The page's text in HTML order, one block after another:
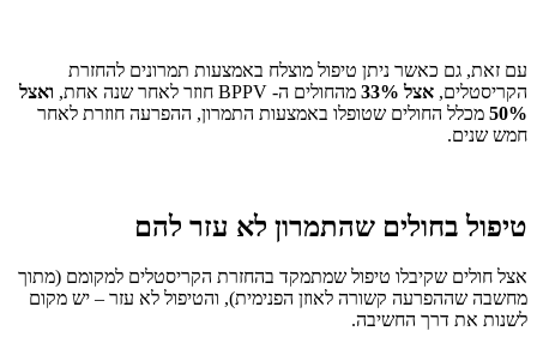
עם זאת, גם כאשר ניתן טיפול מוצלח באמצעות תמרונים להחזרת
הקריסטלים, אצל 33% מהחולים ה- BPPV חוזר לאחר שנה אחת,
ואצל
50% מכלל החולים שטופלו באמצעות התמרון, ההפרעה חוזרת לאחר
חמש שנים.
טיפול בחולים שהתמרון לא עזר להם
אצל חולים שקיבלו טיפול שמתמקד בהחזרת הקריסטלים למקומם (מתוך
מחשבה שההפרעה קשורה לאוזן הפנימית), והטיפול לא עזר – יש מקום
לשנות את דרך החשיבה.